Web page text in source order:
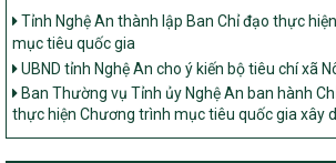
mục tiêu quốc gia
UBND tỉnh Nghệ An cho ý kiến bộ tiêu chí xã
Ban Thường vụ Tỉnh ủy Nghệ An ban hành
thực hiện Chương trình mục tiêu quốc gia xây
giảm nghèo bền vững và phát triển kinh tế –
dân tộc thiểu số và miền núi giai đoạn 2026 –